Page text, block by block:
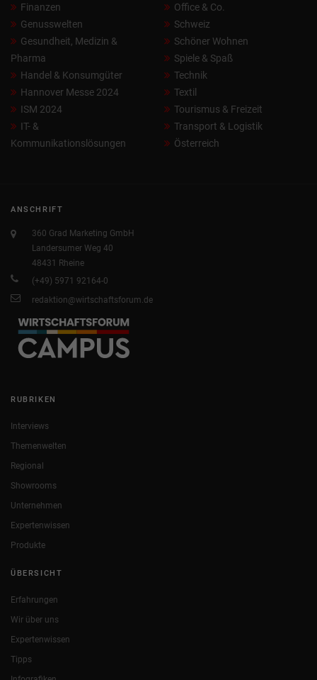
Finanzen
Genusswelten
Gesundheit, Medizin &
Pharma
Handel & Konsumgüter
Hannover Messe 2024
ISM 2024
IT- &
Kommunikationslösungen
Office & Co.
Schweiz
Schöner Wohnen
Spiele & Spaß
Technik
Textil
Tourismus & Freizeit
Transport & Logistik
Österreich
ANSCHRIFT
360 Grad Marketing GmbH
Landersumer Weg 40
48431 Rheine
(+49) 5971 92164-0
redaktion@wirtschaftsforum.de
RUBRIKEN
Interviews
Themenwelten
Regional
Showrooms
Unternehmen
Expertenwissen
Produkte
ÜBERSICHT
Erfahrungen
Wir über uns
Expertenwissen
Tipps